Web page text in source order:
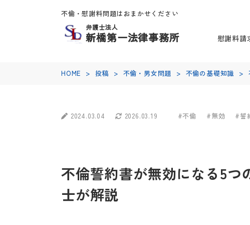
不倫・慰謝料問題はおまかせください
弁護士法人
新橋第一法律事務所
慰謝料請
HOME > 投稿 > 不倫・男女問題 > 不倫の基礎知識 >
2024.03.04 2026.03.19 #不倫 #無効 #誓
不倫誓約書が無効になる5つ
士が解説